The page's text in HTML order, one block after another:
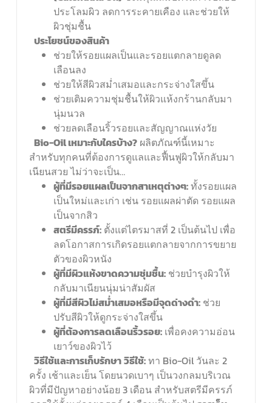
ประโลมผิว ลดการระคายเคือง และช่วยให้
ผิวชุ่มชื้น
ประโยชน์ของสินค้า
ช่วยให้รอยแผลเป็นและรอยแตกลายดูลด
เลือนลง
ช่วยให้สีผิวสม่ำเสมอและกระจ่างใสขึ้น
ช่วยเติมความชุ่มชื้นให้ผิวแห้งกร้านกลับมา
นุ่มนวล
ช่วยลดเลือนริ้วรอยและสัญญาณแห่งวัย
Bio-Oilเหมาะกับใครบ้าง?ผลิตภัณฑ์นี้เหมาะ
สำหรับทุกคนที่ต้องการดูแลและฟื้นฟูผิวให้กลับมา
เนียนสวย ไม่ว่าจะเป็น…
ผู้ที่มีรอยแผลเป็นจากสาเหตุต่างๆ:ทั้งรอยแผล
เป็นใหม่และเก่า เช่น รอยแผลผ่าตัด รอยแผล
เป็นจากสิว
สตรีมีครรภ์:ตั้งแต่ไตรมาสที่ 2 เป็นต้นไป เพื่อ
ลดโอกาสการเกิดรอยแตกลายจากการขยาย
ตัวของผิวหนัง
ผู้ที่มีผิวแห้งขาดความชุ่มชื้น:ช่วยบำรุงผิวให้
กลับมาเนียนนุ่มน่าสัมผัส
ผู้ที่มีสีผิวไม่สม่ำเสมอหรือมีจุดด่างดำ:ช่วย
ปรับสีผิวให้ดูกระจ่างใสขึ้น
ผู้ที่ต้องการลดเลือนริ้วรอย:เพื่อคงความอ่อน
เยาว์ของผิวไว้
วิธีใช้และการเก็บรักษาวิธีใช้:ทา Bio-Oil วันละ 2
ครั้ง เช้าและเย็น โดยนวดเบาๆ เป็นวงกลมบริเวณ
ผิวที่มีปัญหาอย่างน้อย 3 เดือน สำหรับสตรีมีครรภ์